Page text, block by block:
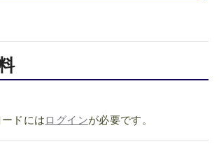
ドには ログインが必要です。